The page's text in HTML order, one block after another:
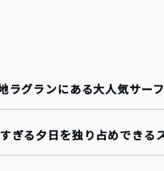
ラグランにある大人気サー
ぎる夕日を独り占めできる